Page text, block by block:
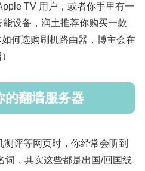
TV 用户，或者你手里有一
设备，润土推荐你购买一款
何选购刷机路由器，博主会在
的翻墙服务器
评等网页时，你经常会听到
词，其实这些都是出国/回国线